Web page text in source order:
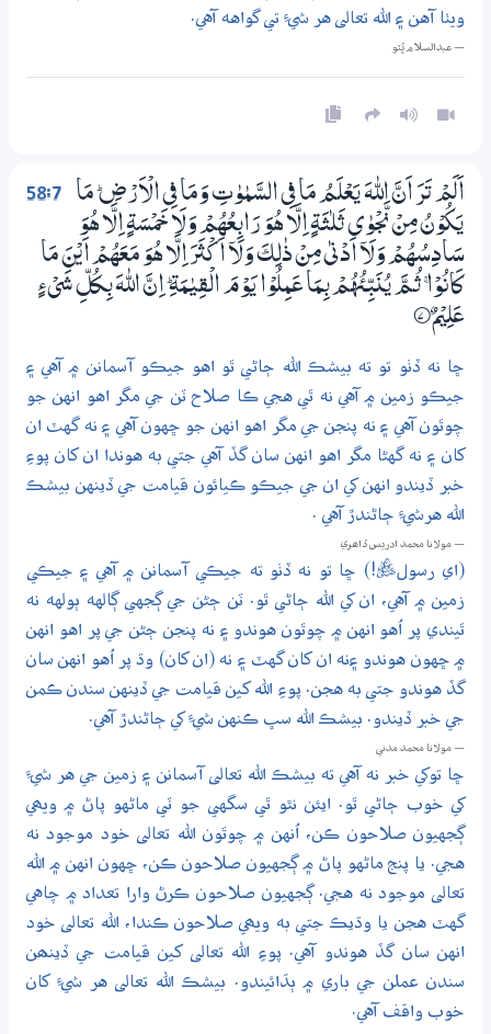
ويٺا آهن ۽ الله تعالى هر شيءِ تي گواهه آهي.
— عبدالسلام ڀُٽو
58:7
اَلَمْ تَرَ اَنَّ اللّٰهَ يَعْلَمُ مَا فِي السَّمٰوٰتِ وَمَا فِي الْاَرْضِ ۭ مَا
يَكُوْنُ مِنْ نَّجْوٰى ثَلٰثَةٍ اِلَّا هُوَ رَابِعُهُمْ وَلَا خَمْسَةٍ اِلَّا هُوَ
سَادِسُهُمْ وَلَآ اَدْنٰى مِنْ ذٰلِكَ وَلَآ اَكْثَرَ اِلَّا هُوَ مَعَهُمْ اَيْنَ مَا
كَانُوْا ۚ ثُـمَّ يُنَبِّئُهُمْ بِـمَا عَـمِلُوْا يَوْمَ الْقِيٰمَةِ ۭ اِنَّ اللّٰهَ بِكُلِّ شَيْءٍ
عَلِيْمٌ 7‏۝
ڇا نه ڏٺو تو ته بيشڪ الله ڄاڻي ٿو اهو جيڪو آسمانن ۾ آهي ۽
جيڪو زمين ۾ آهي نه ٿي هجي ڪا صلاح ٽن جي مگر اهو انهن جو
چوٿون آهي ۽ نه پنجن جي مگر اهو انهن جو ڇهون آهي ۽ نه گهٽ ان
کان ۽ نه گهڻا مگر اهو انهن سان گڏ آهي جتي به هوندا ان کان پوءِ
خبر ڏيندو انهن کي ان جي جيڪو ڪيائون قيامت جي ڏينهن بيشڪ
الله هرشيءِ ڄاڻندڙ آهي .
— مولانا محمد ادريس ڏاھري
(اي رسولﷺ!) ڇا تو نه ڏٺو ته جيڪي آسمانن ۾ آهي ۽ جيڪي
زمين ۾ آهي، ان کي الله ڄاڻي ٿو. ٽن ڄڻن جي ڳجهي ڳالهه ٻولهه نه
ٿيندي پر اُهو انهن ۾ چوٿون هوندو ۽ نه پنجن ڄڻن جي پر اهو انهن
۾ ڇهون هوندو ۽نه ان کان گهٽ ۽ نه (ان کان) وڌ پر اُهو انهن سان
گڏ هوندو جتي به هجن. پوءِ الله کين قيامت جي ڏينهن سندن ڪمن
جي خبر ڏيندو. بيشڪ الله سڀ ڪنهن شيءِ کي ڄاڻندڙ آهي.
— مولانا محمد مدني
ڇا توکي خبر نه آهي ته بيشڪ الله تعالى آسمانن ۽ زمين جي هر شيءِ
کي خوب ڄاڻي ٿو. ايئن نٿو ٿي سگهي جو ٽي ماڻهو پاڻ ۾ ويھي
ڳجهيون صلاحون ڪن، اُنهن ۾ چوٿون الله تعالى خود موجود نه
هجي. يا پنج ماڻهو پاڻ ۾ ڳجهيون صلاحون ڪن، ڇهون انهن ۾ الله
تعالى موجود نه هجي. ڳجهيون صلاحون ڪرڻ وارا تعداد ۾ چاهي
گهٽ هجن يا وڌيڪ جتي به ويھي صلاحون ڪندا، الله تعالى خود
انهن سان گڏ هوندو آهي. پوءِ الله تعالى کين قيامت جي ڏينھن
سندن عملن جي باري ۾ ٻڌائيندو. بيشڪ الله تعالى هر شيءِ کان
خوب واقف آهي.